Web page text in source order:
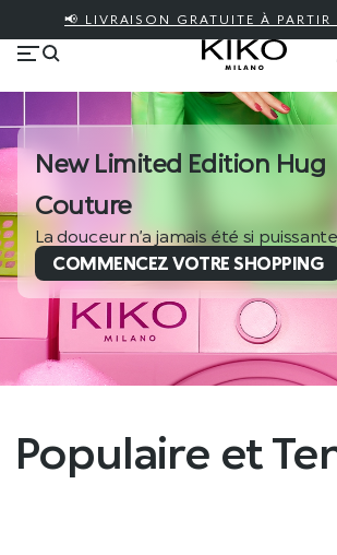
📢 LIVRAISON GRATUITE À
New Limited Edition Hug
Couture
La douceur n’a jamais été si puissante
COMMENCEZ VOTRE SHOPPING
Populaire et